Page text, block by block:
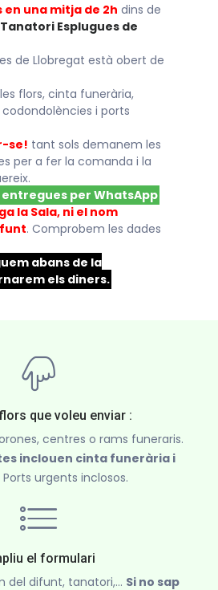
en una mitja de 2h dins de
Tanatori Esplugues de
de Llobregat està obert de
les flors, cinta funerària,
i ports
se! tant sols demanem les
per a fer la comanda i la
per WhatsApp
la Sala, ni el nom
. Comprobem les dades
abans de la
els diners.
que voleu enviar :
centres o rams funeraris.
inclouen cinta funerària i
Ports urgents inclosos.
el formulari
del difunt, tanatori,... Si no sap